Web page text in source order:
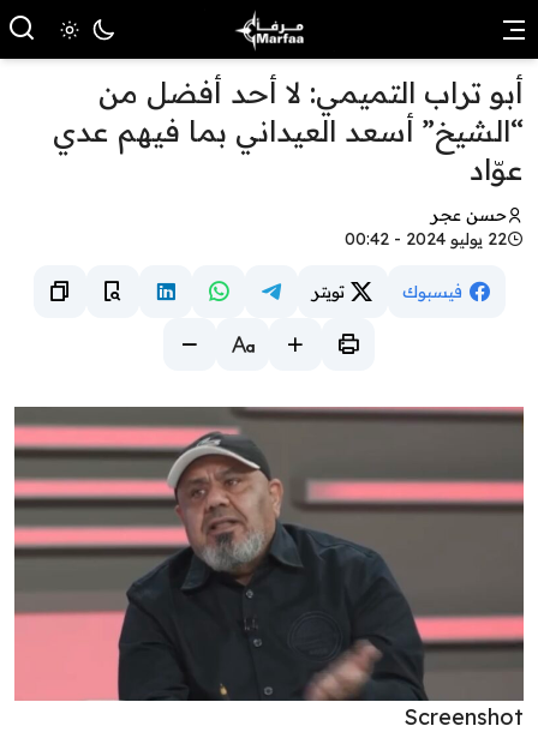
أبو تراب التميمي: لا أحد أفضل من
“الشيخ” أسعد العيداني بما فيهم عدي
عوّاد
حسن عجر
22 يوليو 2024 - 00:42
فيسبوك تويتر
Screenshot